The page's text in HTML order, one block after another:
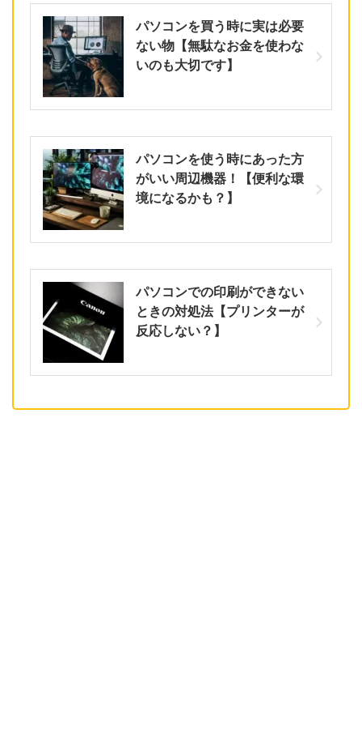
パソコンを買う時に実は必要
ない物【無駄なお金を使わな
いのも大切です】
パソコンを使う時にあった方
がいい周辺機器！【便利な環
境になるかも？】
パソコンでの印刷ができない
ときの対処法【プリンターが
反応しない？】